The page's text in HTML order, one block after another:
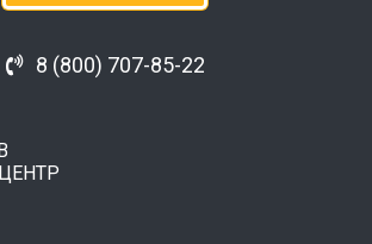
8 (800) 707-85-22